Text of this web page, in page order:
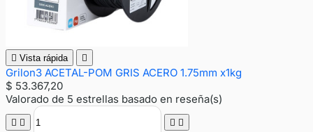
 Vista rápida 
Grilon3 ACETAL-POM GRIS ACERO 1.75mm x1kg
$ 53.367,20
Valorado de 5 estrellas basado en reseña(s)
   